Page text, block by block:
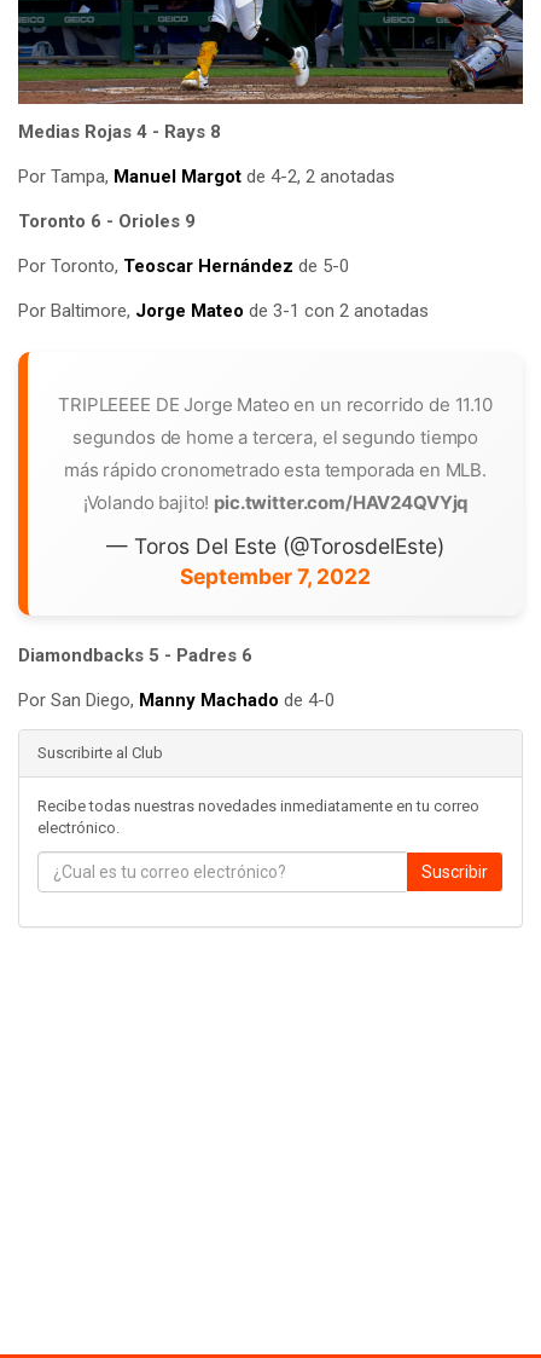
Medias Rojas 4 - Rays 8
Por Tampa, Manuel Margot de 4-2, 2 anotadas
Toronto 6 - Orioles 9
Por Toronto, Teoscar Hernández de 5-0
Por Baltimore, Jorge Mateo de 3-1 con 2 anotadas
TRIPLEEEE DE Jorge Mateo en un recorrido de 11.10
segundos de home a tercera, el segundo tiempo
más rápido cronometrado esta temporada en MLB.
¡Volando bajito! pic.twitter.com/HAV24QVYjq
— Toros Del Este (@TorosdelEste)
September 7, 2022
Diamondbacks 5 - Padres 6
Por San Diego, Manny Machado de 4-0
Suscribirte al Club
Recibe todas nuestras novedades inmediatamente en tu correo
electrónico.
Suscribir